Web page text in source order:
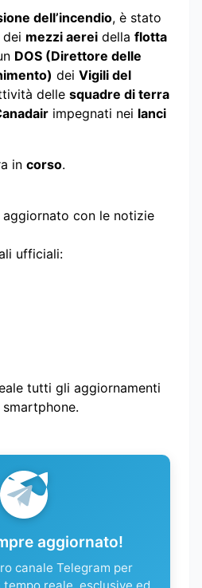
dell’incendio, è stato
mezzi aerei della flotta
DOS (Direttore delle
dei Vigili del
delle squadre di terra
impegnati nei lanci
in corso.
con le notizie
ufficiali:
tutti gli aggiornamenti
aggiornato!
canale Telegram per
reale, esclusive ed